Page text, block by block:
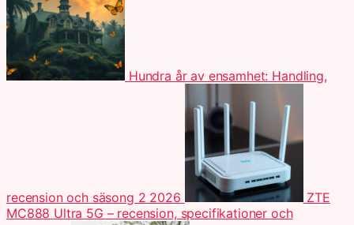
Hundra år av ensamhet: Handling,
recension och säsong 2 2026
ZTE
MC888 Ultra 5G – recension, specifikationer och